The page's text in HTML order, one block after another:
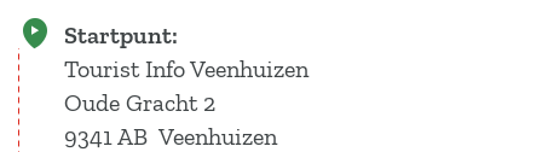
Startpunt:
Tourist Info Veenhuizen
Oude Gracht 2
9341 AB Veenhuizen